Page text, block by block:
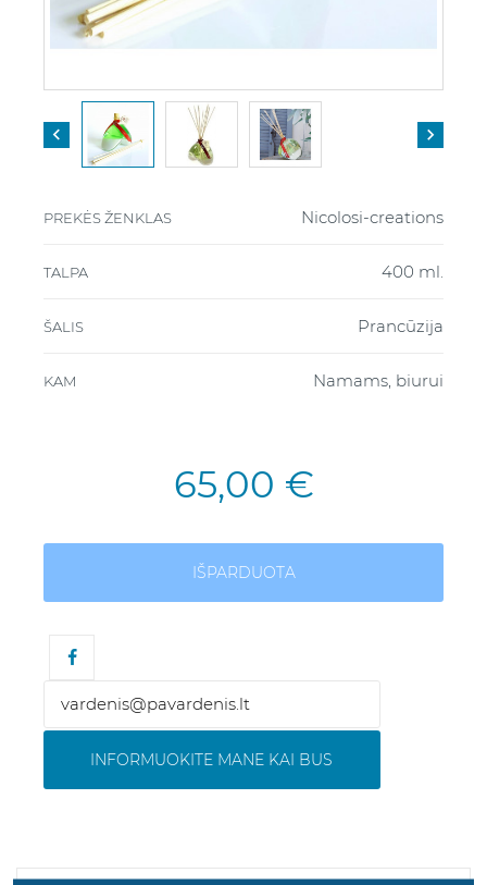
 
PREKĖS ŽENKLAS Nicolosi-creations
TALPA 400 ml.
ŠALIS Prancūzija
KAM Namams, biurui
65,00 €
IŠPARDUOTA
INFORMUOKITE MANE KAI BUS